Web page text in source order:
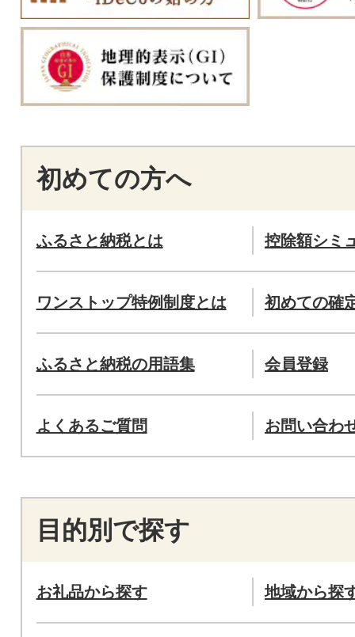
初めての方へ
ふるさと納税とは 控除額シミ
ワンストップ特例制度とは 初めての確
ふるさと納税の用語集 会員登録
よくあるご質問 お問い合わ
目的別で探す
お礼品から探す 地域から探